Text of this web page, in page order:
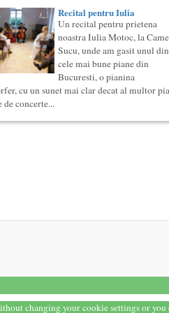
Recital pentru Iulia
Un recital pentru prietena
noastra Iulia Motoc, la
Sucu, unde am gasit unul
cele mai bune piane din
Bucuresti, o pianina
cu un sunet mai clar decat al multor
concerte...
changing your cookie settings or